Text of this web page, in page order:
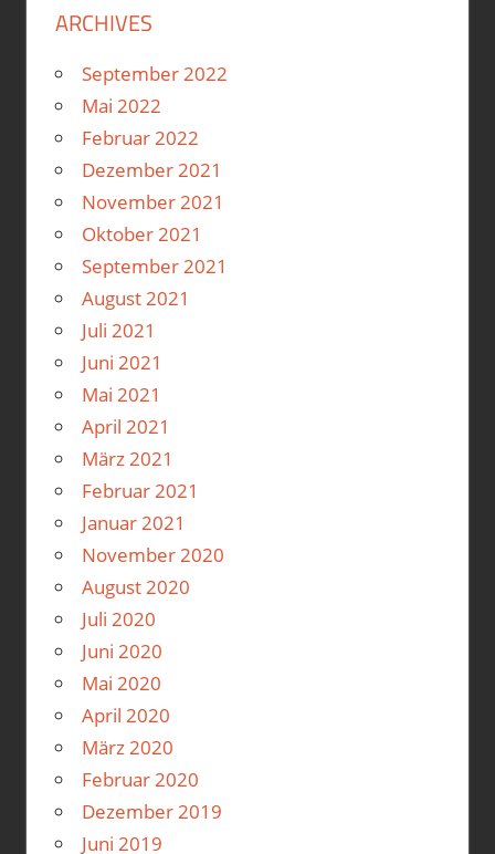
ARCHIVES
September 2022
Mai 2022
Februar 2022
Dezember 2021
November 2021
Oktober 2021
September 2021
August 2021
Juli 2021
Juni 2021
Mai 2021
April 2021
März 2021
Februar 2021
Januar 2021
November 2020
August 2020
Juli 2020
Juni 2020
Mai 2020
April 2020
März 2020
Februar 2020
Dezember 2019
Juni 2019